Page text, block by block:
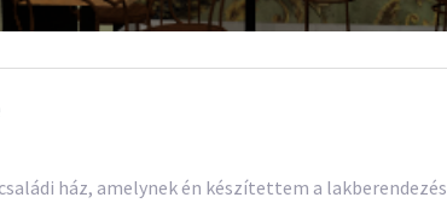
ház, amelynek én készítettem a